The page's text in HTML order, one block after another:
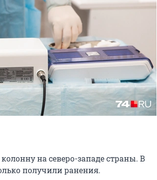
на северо-западе страны. В
получили ранения.